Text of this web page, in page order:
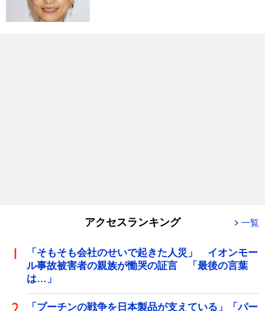
アクセスランキング 一覧
「そもそも会社のせいで起きた人災」 イオンモー
ル事故被害者の親族が慟哭の証言 「最後の言葉
は…」
「プーチンの戦争を日本製品が支えている」「パー